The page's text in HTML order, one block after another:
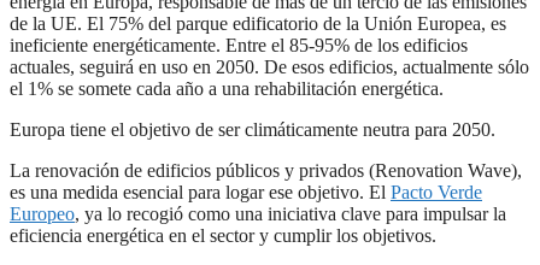
de la UE. El 75% del parque edificatorio de la Unión Europea, es
ineficiente energéticamente. Entre el 85-95% de los edificios
actuales, seguirá en uso en 2050. De esos edificios, actualmente sólo
el 1% se somete cada año a una rehabilitación energética.
Europa tiene el objetivo de ser climáticamente neutra para 2050.
La renovación de edificios públicos y privados (Renovation Wave),
es una medida esencial para logar ese objetivo. El Pacto Verde
Europeo, ya lo recogió como una iniciativa clave para impulsar la
eficiencia energética en el sector y cumplir los objetivos.